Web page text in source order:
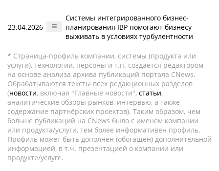
23.04.2026
Системы интегрированного бизнес-
планирования IBP помогают бизнесу
выживать в условиях турбулентности
* Страница-профиль компании, системы (продукта или
услуги), технологии, персоны и т.п. создается редактором
на основе анализа архива публикаций портала CNews.
Обрабатываются тексты всех редакционных разделов
(новости, включая "Главные новости", статьи,
аналитические обзоры рынков, интервью, а также
содержание партнёрских проектов). Таким образом, чем
больше публикаций на CNews было с именем компании
или продукта/услуги, тем более информативен профиль.
Профиль может быть дополнен (обогащен) дополнительной
информацией, в т.ч. презентацией о компании или
продукте/услуге.